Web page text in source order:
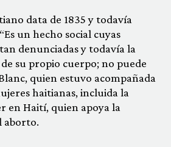
data de 1835 y todavía
un hecho social cuyas
denunciadas y todavía la
su propio cuerpo; no puede
quien estuvo acompañada
haitianas, incluida la
en Haití, quien apoya la
aborto.